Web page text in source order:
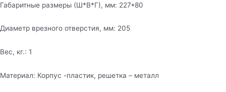
Габаритные размеры (Ш*В*Г), мм: 227*80
Диаметр врезного отверстия, мм: 205
Вес, кг.: 1
Материал: Корпус -пластик, решетка – металл